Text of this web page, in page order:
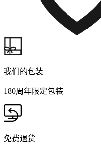
我们的包装
180周年限定包装
免费退货